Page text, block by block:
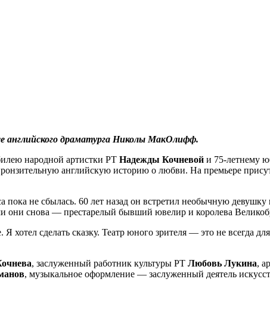
английского драматурга Николы МакОлифф.
народной артистки РТ Надежды Кочневой и 75-летнему
английскую историю о любви. На премьере
не сбылась. 60 лет назад он встретил необычную
они снова — престарелый бывший ювелир и королева
сделать сказку. Театр юного зрителя — это не всегда
, заслуженный работник культуры РТ Любовь Лукина,
, музыкальное оформление — заслуженный деятель